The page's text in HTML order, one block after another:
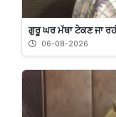
ਗੁਰੂ ਘਰ ਮੱਥਾ ਟੇਕਣ ਜਾ
06-08-2026